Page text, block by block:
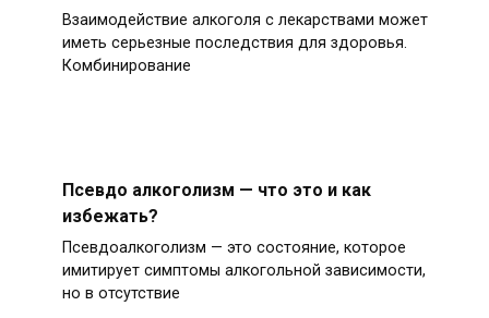
Взаимодействие алкоголя с лекарствами может
иметь серьезные последствия для здоровья.
Комбинирование
Псевдо алкоголизм — что это и как
избежать?
Псевдоалкоголизм — это состояние, которое
имитирует симптомы алкогольной зависимости,
но в отсутствие